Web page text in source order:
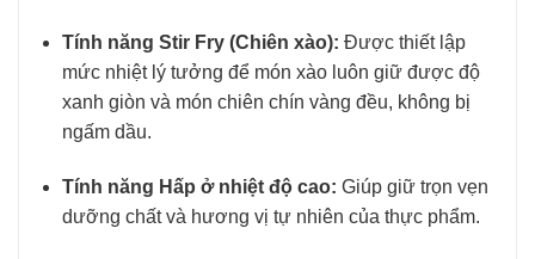
Tính năng Stir Fry (Chiên xào): Được thiết lập
mức nhiệt lý tưởng để món xào luôn giữ được độ
xanh giòn và món chiên chín vàng đều, không bị
ngấm dầu.
Tính năng Hấp ở nhiệt độ cao: Giúp giữ trọn vẹn
dưỡng chất và hương vị tự nhiên của thực phẩm.